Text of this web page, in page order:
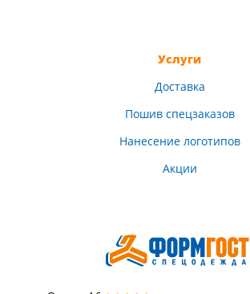
Услуги
Доставка
Пошив спецзаказов
Нанесение логотипов
Акции